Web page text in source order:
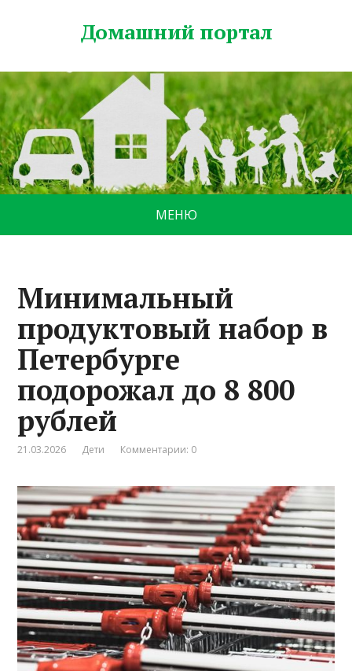
Домашний портал
МЕНЮ
Минимальный
продуктовый набор в
Петербурге
подорожал до 8 800
рублей
21.03.2026 Дети Комментарии: 0